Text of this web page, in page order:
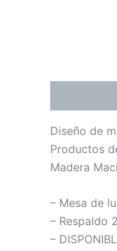
Diseño de
Productos
Madera
– Mesa de
– Respaldo
–